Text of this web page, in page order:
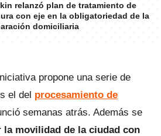
relanzó plan de tratamiento de
con eje en la obligatoriedad de la
domiciliaria
propone una serie de
el del procesamiento de
semanas atrás. Además se
la movilidad de la ciudad con